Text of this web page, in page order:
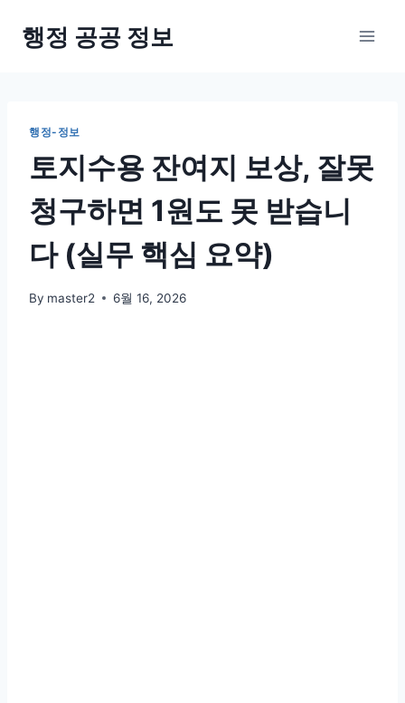
행정 공공 정보
행정-정보
토지수용 잔여지 보상, 잘못
청구하면 1원도 못 받습니
다 (실무 핵심 요약)
By master2 6월 16, 2026